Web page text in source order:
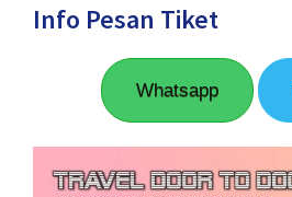
Info Pesan Tiket
Whatsapp